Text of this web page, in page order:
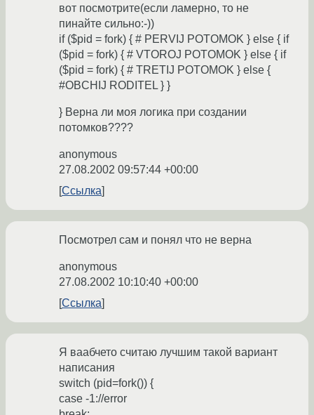
вот посмотрите(если ламерно, то не
пинайте сильно:-))
if ($pid = fork) { # PERVIJ POTOMOK } else { if
($pid = fork) { # VTOROJ POTOMOK } else { if
($pid = fork) { # TRETIJ POTOMOK } else {
#OBCHIJ RODITEL } }
} Верна ли моя логика при создании
потомков????
anonymous
27.08.2002 09:57:44 +00:00
Ссылка
Посмотрел сам и понял что не верна
anonymous
27.08.2002 10:10:40 +00:00
Ссылка
Я ваабчето считаю лучшим такой вариант
написания
switch (pid=fork()) {
case -1://error